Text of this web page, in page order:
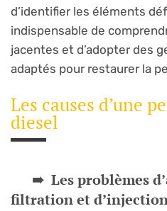
d’identifier les éléments
indispensable de
jacentes et d’adopter des
adaptés pour restaurer la
Les causes d’une
diesel
Les problèmes
filtration et